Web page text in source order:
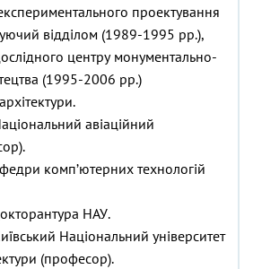
проектування
відділом (1989-1995 рр.),
центру монументально-
(1995-2006 рр.)
авіаційний
комп’ютерних технологій
НАУ.
Національний університет
(професор).